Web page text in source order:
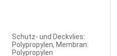
Schutz- und Deckvlies:
Polypropylen, Membran:
Polypropylen